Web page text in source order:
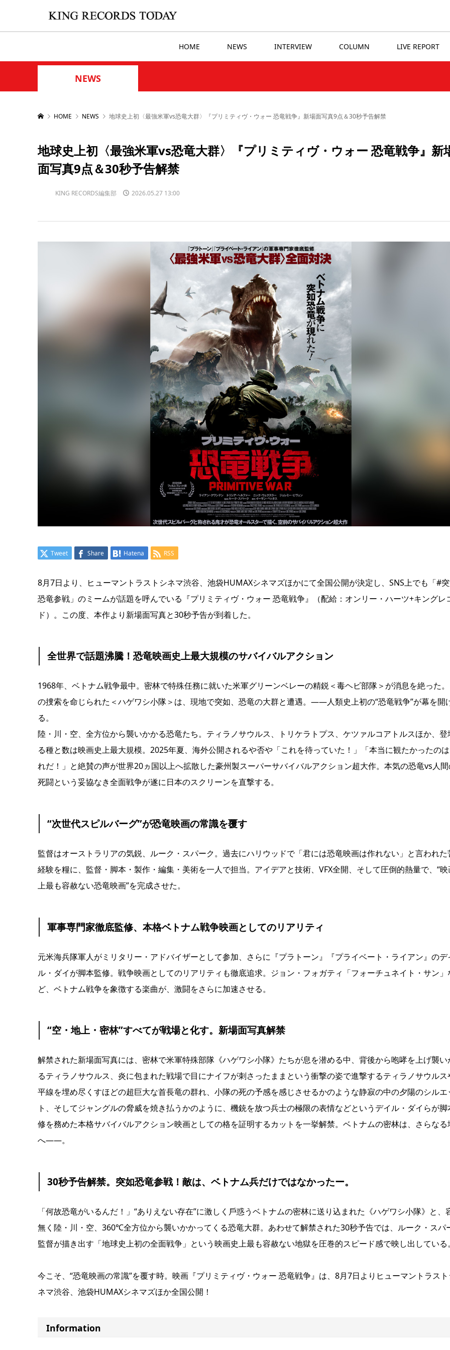
HOME NEWS INTERVIEW COLUMN LIVE REPORT
NEWS
HOME NEWS 地球史上初〈最強⽶軍vs恐⻯⼤群〉『プリミティヴ・ウォー 恐⻯戦争』新場⾯写真9点＆30秒予告解禁
地球史上初〈最強⽶軍vs恐⻯⼤群〉『プリミティヴ・ウォー 恐⻯戦争』新
⾯写真9点＆30秒予告解禁
KING RECORDS編集部 2026.05.27 13:00
Tweet Share Hatena RSS
8⽉7⽇より、ヒューマントラストシネマ渋⾕、池袋HUMAXシネマズほかにて全国公開が決定し、SNS上でも「#
恐⻯参戦」のミームが話題を呼んでいる『プリミティヴ・ウォー 恐⻯戦争』（配給：オンリー・ハーツ+キングレ
ド）。この度、本作より新場⾯写真と30秒予告が到着した。
全世界で話題沸騰！恐⻯映画史上最⼤規模のサバイバルアクション
1968年、ベトナム戦争最中。密林で特殊任務に就いた⽶軍グリーンベレーの精鋭＜毒ヘビ部隊＞が消息を絶った
の捜索を命じられた＜ハゲワシ⼩隊＞は、現地で突如、恐⻯の⼤群と遭遇。――⼈類史上初の“恐⻯戦争”が幕を開
る。
陸・川・空、全⽅位から襲いかかる恐⻯たち。ティラノサウルス、トリケラトプス、ケツァルコアトルスほか、登
る種と数は映画史上最⼤規模。2025年夏、海外公開されるや否や「これを待っていた！」「本当に観たかったの
れだ！」と絶賛の声が世界20ヵ国以上へ拡散した豪州製スーパーサバイバルアクション超⼤作。本気の恐⻯vs⼈
死闘という妥協なき全⾯戦争が遂に⽇本のスクリーンを直撃する。
“次世代スピルバーグ”が恐⻯映画の常識を覆す
監督はオーストラリアの気鋭、ルーク・スパーク。過去にハリウッドで「君には恐⻯映画は作れない」と⾔われた
経験を糧に、監督・脚本・製作・編集・美術を⼀⼈で担当。アイデアと技術、VFX全開、そして圧倒的熱量で、“
上最も容赦ない恐⻯映画”を完成させた。
軍事専⾨家徹底監修、本格ベトナム戦争映画としてのリアリティ
元⽶海兵隊軍⼈がミリタリー・アドバイザーとして参加、さらに『プラトーン』『プライベート・ライアン』のデ
ル・ダイが脚本監修。戦争映画としてのリアリティも徹底追求。ジョン・フォガティ「フォーチュネイト・サン」
ど、ベトナム戦争を象徴する楽曲が、激闘をさらに加速させる。
“空・地上・密林”すべてが戦場と化す。新場⾯写真解禁
解禁された新場⾯写真には、密林で⽶軍特殊部隊《ハゲワシ⼩隊》たちが息を潜める中、背後から咆哮を上げ襲い
るティラノサウルス、炎に包まれた戦場で⽬にナイフが刺さったままという衝撃の姿で進撃するティラノサウルス
平線を埋め尽くすほどの超巨⼤な⾸⻑⻯の群れ、⼩隊の死の予感を感じさせるかのような静寂の中の⼣陽のシルエ
ト、そしてジャングルの脅威を焼き払うかのように、機銃を放つ兵⼠の極限の表情などというデイル・ダイらが脚
修を務めた本格サバイバルアクション映画としての格を証明するカットを⼀挙解禁。ベトナムの密林は、さらなる
へ――。
30秒予告解禁。突如恐⻯参戦！敵は、ベトナム兵だけではなかったー。
「何故恐⻯がいるんだ！」“ありえない存在”に激しく⼾惑うベトナムの密林に送り込まれた《ハゲワシ⼩隊》と、
無く陸・川・空、360℃全⽅位から襲いかかってくる恐⻯⼤群。あわせて解禁された30秒予告では、ルーク・スパ
監督が描き出す「地球史上初の全⾯戦争」という映画史上最も容赦ない地獄を圧巻的スピード感で映し出している
今こそ、“恐⻯映画の常識”を覆す時。映画『プリミティヴ・ウォー 恐⻯戦争』は、8⽉7⽇よりヒューマントラス
ネマ渋⾕、池袋HUMAXシネマズほか全国公開！
Information